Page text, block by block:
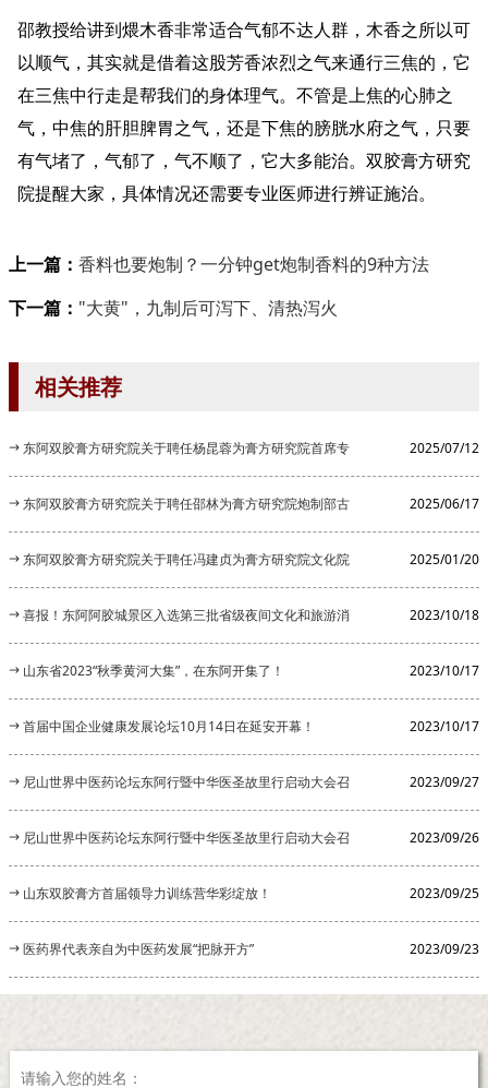
邵教授给讲到煨木香非常适合气郁不达人群，木香之所以可
以顺气，其实就是借着这股芳香浓烈之气来通行三焦的，它
在三焦中行走是帮我们的身体理气。不管是上焦的心肺之
气，中焦的肝胆脾胃之气，还是下焦的膀胱水府之气，只要
有气堵了，气郁了，气不顺了，它大多能治。双胶膏方研究
院提醒大家，具体情况还需要专业医师进行辨证施治。
上一篇： 香料也要炮制？一分钟get炮制香料的9种方法
下一篇： "大黄"，九制后可泻下、清热泻火
相关推荐
东阿双胶膏方研究院关于聘任杨昆蓉为膏方研究院首席专
家的公告
2025/07/12
东阿双胶膏方研究院关于聘任邵林为膏方研究院炮制部古
法炮制顾...
2025/06/17
东阿双胶膏方研究院关于聘任冯建贞为膏方研究院文化院
长的公告
2025/01/20
喜报！东阿阿胶城景区入选第三批省级夜间文化和旅游消
费集聚区
2023/10/18
山东省2023“秋季黄河大集”，在东阿开集了！ 2023/10/17
首届中国企业健康发展论坛10月14日在延安开幕！ 2023/10/17
尼山世界中医药论坛东阿行暨中华医圣故里行启动大会召
开
2023/09/27
尼山世界中医药论坛东阿行暨中华医圣故里行启动大会召
开
2023/09/26
山东双胶膏方首届领导力训练营华彩绽放！ 2023/09/25
医药界代表亲自为中医药发展“把脉开方” 2023/09/23